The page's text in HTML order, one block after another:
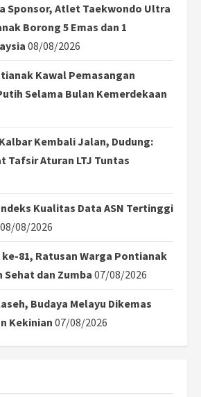
Sponsor, Atlet Taekwondo Ultra
Borong 5 Emas dan 1
08/08/2026
Kawal Pemasangan
Selama Bulan Kemerdekaan
Kembali Jalan, Dudung:
Tafsir Aturan LTJ Tuntas
Kualitas Data ASN Tertinggi
08/08/2026
ke-81, Ratusan Warga Pontianak
dan Zumba 07/08/2026
Budaya Melayu Dikemas
Kekinian 07/08/2026